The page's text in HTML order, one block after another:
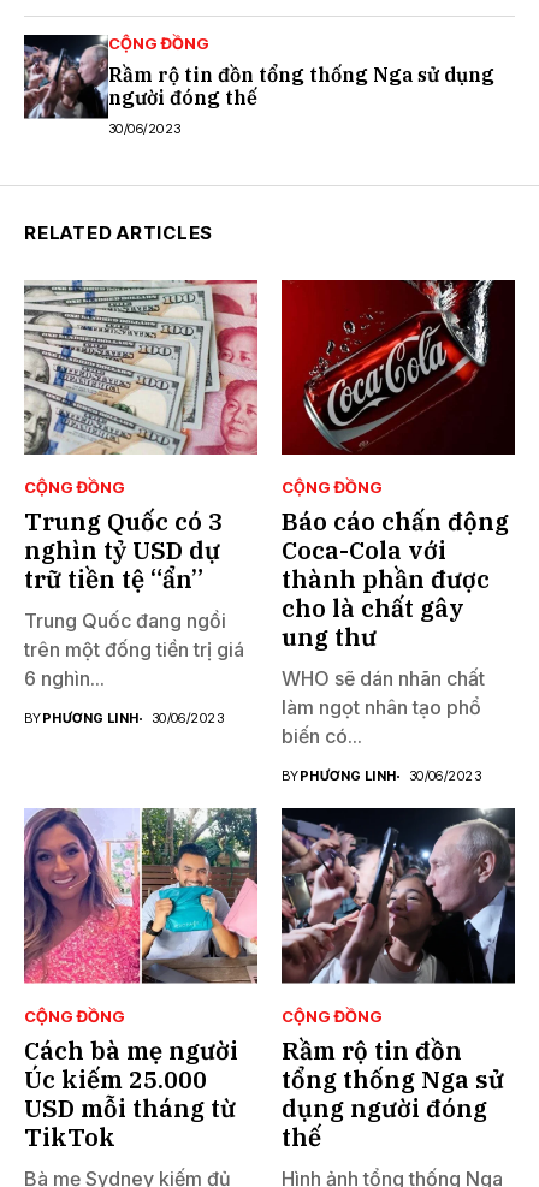
CỘNG ĐỒNG
Rầm rộ tin đồn tổng thống Nga sử dụng
người đóng thế
30/06/2023
RELATED ARTICLES
CỘNG ĐỒNG
Trung Quốc có 3
nghìn tỷ USD dự
trữ tiền tệ “ẩn”
Trung Quốc đang ngồi
trên một đống tiền trị giá
6 nghìn...
BYPHƯƠNG LINH 30/06/2023
CỘNG ĐỒNG
Báo cáo chấn động
Coca-Cola với
thành phần được
cho là chất gây
ung thư
WHO sẽ dán nhãn chất
làm ngọt nhân tạo phổ
biến có...
BYPHƯƠNG LINH 30/06/2023
CỘNG ĐỒNG
Cách bà mẹ người
Úc kiếm 25.000
USD mỗi tháng từ
TikTok
Bà mẹ Sydney kiếm đủ
CỘNG ĐỒNG
Rầm rộ tin đồn
tổng thống Nga sử
dụng người đóng
thế
Hình ảnh tổng thống Nga